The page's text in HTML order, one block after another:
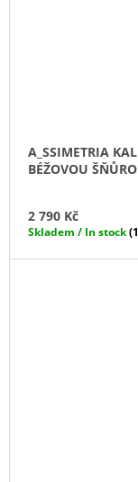
A_SSIMETRIA
BÉŽOVOU
2 790 Kč
Skladem / In stock